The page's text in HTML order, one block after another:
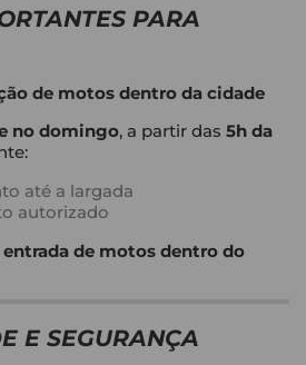
PARA
de motos dentro da cidade
no domingo, a partir das 5h da
até a largada
autorizado
de motos dentro do
E SEGURANÇA